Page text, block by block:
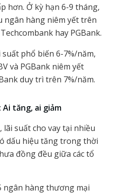
hơn. Ở kỳ hạn 6-9 tháng,
ngân hàng niêm yết trên
hay PGBank.
phổ biến 6-7%/năm,
và PGBank niêm yết
duy trì trên 7%/năm.
Ai tăng, ai giảm
lãi suất cho vay tại nhiều
dấu hiệu tăng trong thời
đồng đều giữa các tổ
ngân hàng thương mại